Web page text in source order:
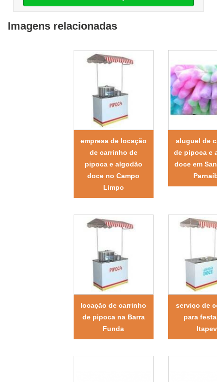
Imagens relacionadas
empresa de locação
de carrinho de
pipoca e algodão
doce no Campo
Limpo
aluguel de
de pipoca e
doce em
locação de carrinho
de pipoca na Barra
Funda
serviço de
para